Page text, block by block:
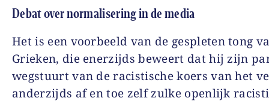
Debat over normalisering in de media
Het is een voorbeeld van de gespleten tong
Grieken, die enerzijds beweert dat hij zijn
wegstuurt van de racistische koers van het
anderzijds af en toe zelf zulke openlijk